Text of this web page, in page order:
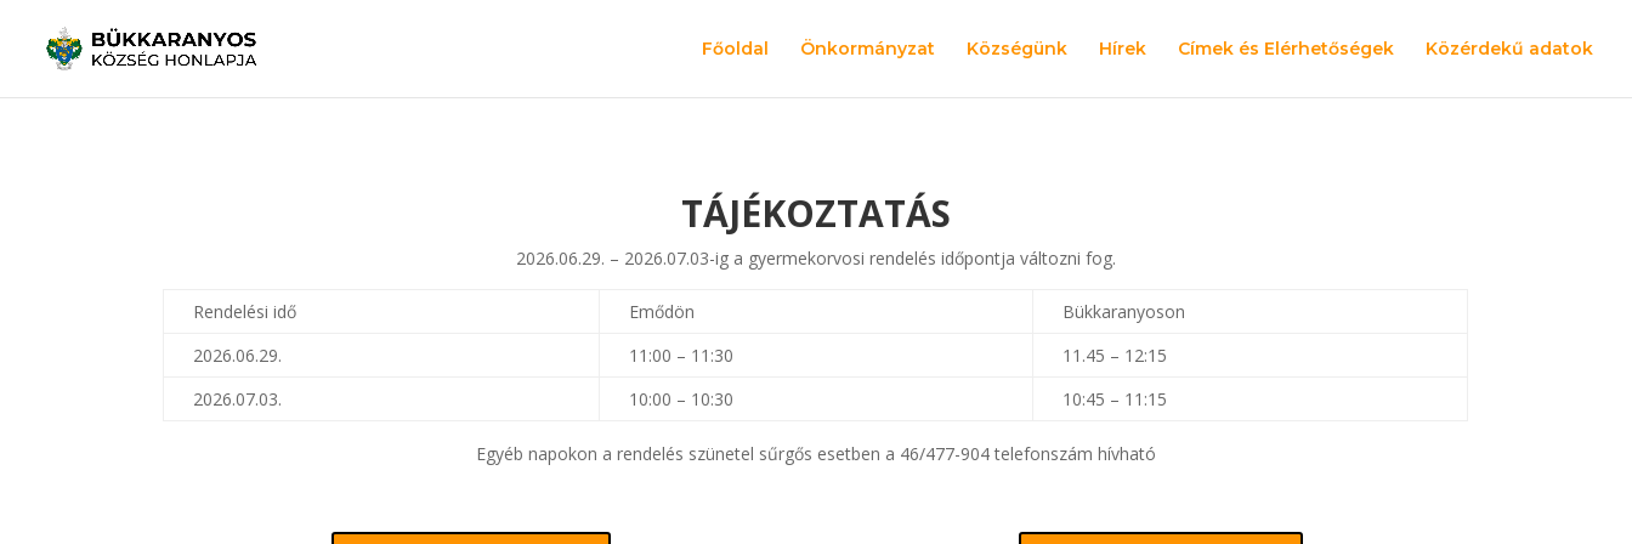
Főoldal Önkormányzat Községünk Hírek Címek és Elérhetőségek Közérdekű adatok
TÁJÉKOZTATÁS
2026.06.29. – 2026.07.03-ig a gyermekorvosi rendelés időpontja változni fog.
Rendelési idő Emődön
Bükkaranyoson
2026.06.29.
11:00 – 11:30
11.45 – 12:15
2026.07.03.
10:00 – 10:30 10:45 – 11:15
Egyéb napokon a rendelés szünetel sűrgős esetben a 46/477-904 telefonszám hívható